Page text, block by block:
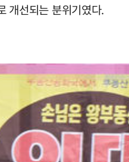
개선되는 분위기였다.